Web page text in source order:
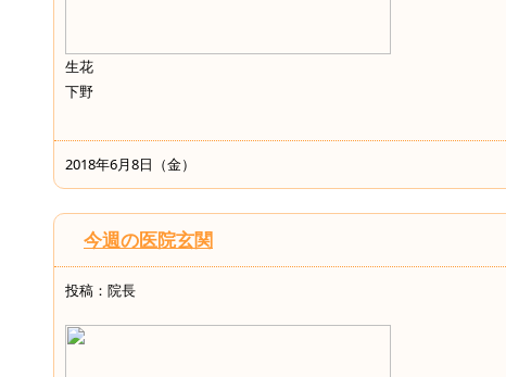
生花
下野
2018年6月8日（金）
今週の医院玄関
投稿：院長